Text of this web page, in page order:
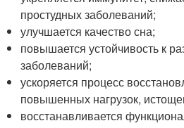
простудных заболеваний;
улучшается качество сна;
повышается устойчивость к
заболеваний;
ускоряется процесс
повышенных нагрузок,
восстанавливается